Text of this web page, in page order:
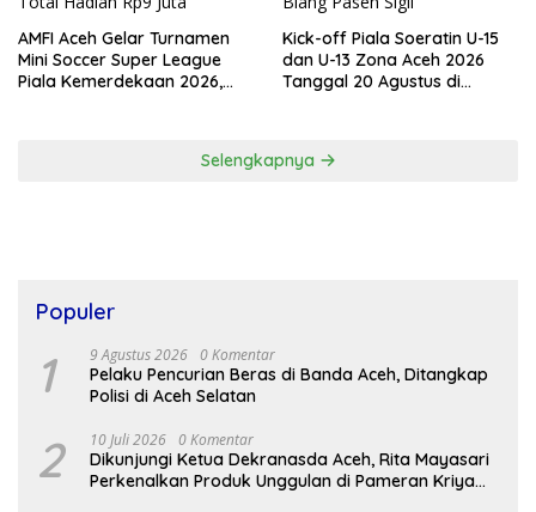
AMFI Aceh Gelar Turnamen
Mini Soccer Super League
Piala Kemerdekaan 2026,
Kick-off Piala Soeratin U-15
dan U-13 Zona Aceh 2026
Tanggal 20 Agustus di
Selengkapnya
Populer
1 9 Agustus 2026 0 Komentar
Pelaku Pencurian Beras di Banda Aceh, Ditangkap
Polisi di Aceh Selatan
2 10 Juli 2026 0 Komentar
Dikunjungi Ketua Dekranasda Aceh, Rita Mayasari
Perkenalkan Produk Unggulan di Pameran Kriya